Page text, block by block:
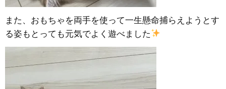
また、おもちゃを両手を使って一生懸命捕らえようとす
る姿もとっても元気でよく遊べました